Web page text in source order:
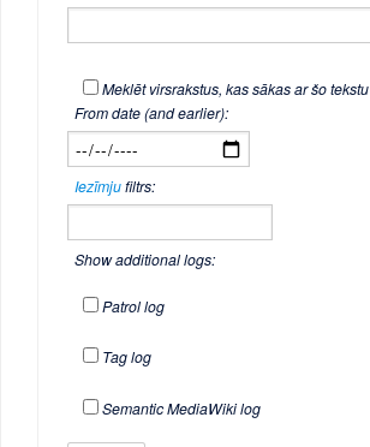
Meklēt virsrakstus, kas sākas ar šo tekstu
From date (and earlier):
Iezīmjufiltrs:
Show additional logs:
Patrol log
Tag log
Semantic MediaWiki log